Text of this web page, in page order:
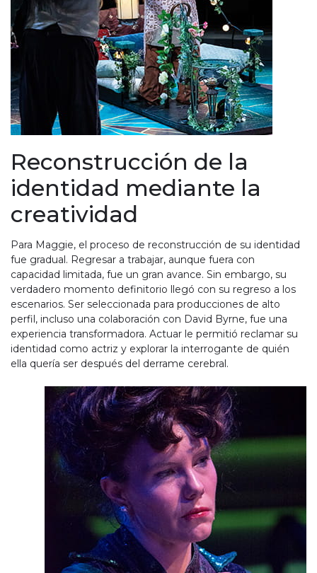
Reconstrucción de la
identidad mediante la
creatividad
Para Maggie, el proceso de reconstrucción de su identidad
fue gradual. Regresar a trabajar, aunque fuera con
capacidad limitada, fue un gran avance. Sin embargo, su
verdadero momento definitorio llegó con su regreso a los
escenarios. Ser seleccionada para producciones de alto
perfil, incluso una colaboración con David Byrne, fue una
experiencia transformadora. Actuar le permitió reclamar su
identidad como actriz y explorar la interrogante de quién
ella quería ser después del derrame cerebral.